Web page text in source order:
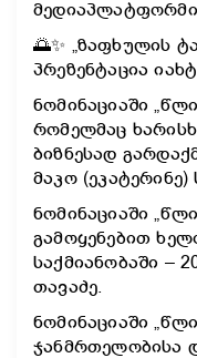
🌅✨ „ზაფხულის
პრეზენტაცია
ნომინაციაში
რომელმაც
ბიზნესად
მაკო (ეკატერინე)
ნომინაციაში
გამოყენებით
საქმიანობაში –
თავაძე.
ნომინაციაში
ჯანმრთელობისა